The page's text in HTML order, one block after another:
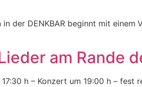
der DENKBAR beginnt mit
am Rande
h – Konzert um 19:00 h – fest